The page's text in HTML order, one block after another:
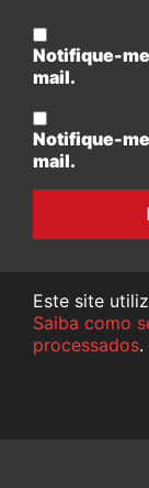
Notifique-
mail.
Notifique-
mail.
Este site
Saiba como
processados.